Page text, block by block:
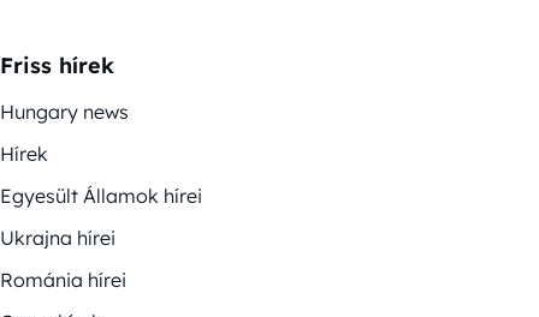
Friss hírek
Hungary news
Hírek
Egyesült Államok hírei
Ukrajna hírei
Románia hírei